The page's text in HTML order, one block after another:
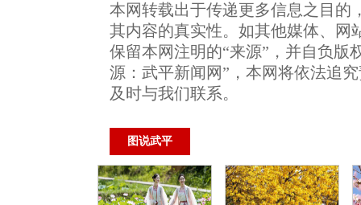
本网转载出于传递更多信息之目的
其内容的真实性。如其他媒体、网
保留本网注明的“来源”，并自负版
源：武平新闻网”，本网将依法追
及时与我们联系。
图说武平